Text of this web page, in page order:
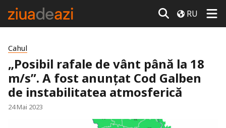
RU
Cahul
„Posibil rafale de vânt până la 18
m/s”. A fost anunțat Cod Galben
de instabilitatea atmosferică
24 Mai 2023